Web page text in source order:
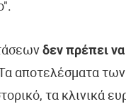
δεν πρέπει
αποτελέσματα
τα κλινικά